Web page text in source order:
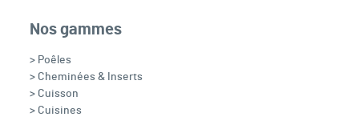
Nos gammes
> Poêles
> Cheminées & Inserts
> Cuisson
> Cuisines